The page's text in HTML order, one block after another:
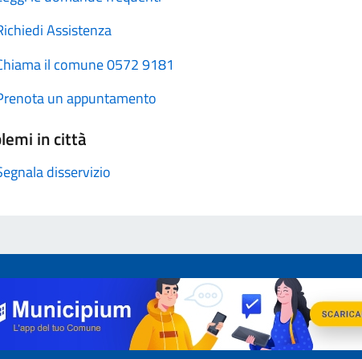
Assistenza
il comune 0572 9181
un appuntamento
in città
disservizio